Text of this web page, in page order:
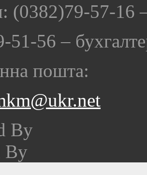
(0382)79-57-16
51-56–
пошта:
By
By